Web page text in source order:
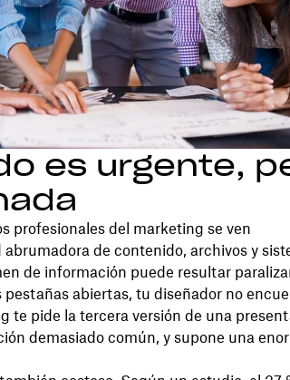
es urgente,
profesionales del marketing se ven
de contenido, archivos y
de información puede resultar
abiertas, tu diseñador no
te pide la tercera versión de una
demasiado común, y supone una